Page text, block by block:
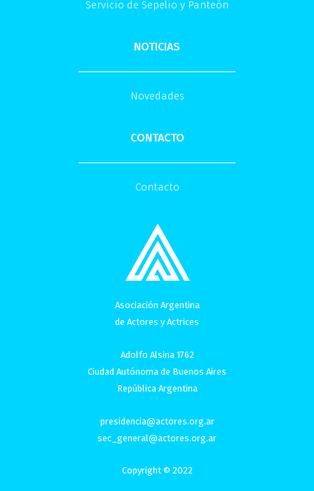
Servicio de Sepelio y Panteón
NOTICIAS
Novedades
CONTACTO
Contacto
Asociación Argentina
de Actores y Actrices
Adolfo Alsina 1762
Ciudad Autónoma de Buenos Aires
República Argentina
presidencia@actores.org.ar
sec_general@actores.org.ar
Copyright © 2022